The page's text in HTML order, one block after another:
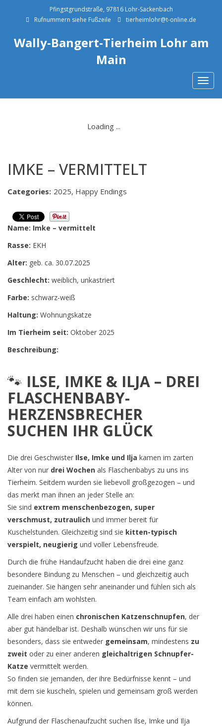
Pfingstgrundstraße, 97816 Lohr-Sackenbach
Rufnummern siehe Fußzeile
tierheimlohr@t-online.de
Wally-Bangert-Tierheim Lohr am
Main
IMKE – VERMITTELT
Categories: 2025, Happy Endings
Name: Imke – vermittelt
Rasse: EKH
Alter: geb. ca. 30.07.2025
Geschlecht: weiblich, unkastriert
Farbe: schwarz-weiß
Haltung: Wohnungskatze
Im Tierheim seit: Oktober 2025
Beschreibung:
🐾 ILSE, IMKE & ILJA – DREI
FLASCHENBABY-
HERZENSBRECHER
SUCHEN IHR GLÜCK
Die drei Geschwister Ilse, Imke und Ilja kamen im zarten
Alter von nur drei Wochen als Flaschenbabys zu uns ins
Tierheim. Seitdem wurden sie liebevoll großgezogen – und
das merkt man ihnen an jeder Stelle an:
Sie sind extrem menschenbezogen, super
verschmust, zutraulich und immer bereit für
Kuschelstunden. Gleichzeitig sind sie kitten-typisch
verspielt, neugierig und voller Lebensfreude.
Durch die frühe Handaufzucht haben die drei eine ganz
besondere Bindung zu Menschen – und gleichzeitig auch
zueinander. Sie hängen sehr aneinander und fühlen sich als
Team einfach am wohlsten.
Alle drei haben einen chronischen Katzenschnupfen, der
aber gut händelbar ist. Deshalb wünschen wir uns für sie
besonders, dass sie entweder gemeinsam, mindestens zu
zweit oder zu einer anderen gleichaltrigen Schnupfer-
Katze vermittelt werden.
So finden sie jemanden, der ihre Bedürfnisse kennt – und
mit dem sie kuscheln, spielen und gemeinsam groß werden
können.
Aufgrund der Flaschenaufzucht suchen Ilse, Imke und Ilja